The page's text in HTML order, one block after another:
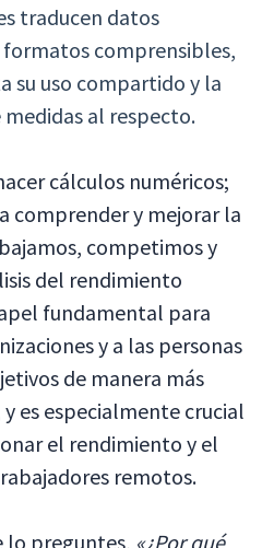
traducen datos
comprensibles,
su uso compartido y la
al respecto.
cálculos numéricos;
comprender y mejorar la
competimos y
del rendimiento
fundamental para
y a las personas
de manera más
es especialmente crucial
el rendimiento y el
remotos.
lo preguntes, «¿Por qué